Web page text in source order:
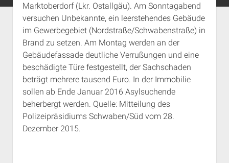
Aktuelles
Termine
open
dropdown
menu
Antifaschistische Termine im Süden
Antifaschistische Termine in München
Rechte Termine im Süden
Rechte Termine München
Chronologie
Das Archiv
open
dropdown
menu
a.i.d.a. e. V. unterstützen
Über a.i.d.a.
RSS-Feeds, Twitter & Facebook
Impressum
Marktoberdorf (Lkr. Ostallgäu). Am Sonntagabend
versuchen Unbekannte, ein leerstehendes Gebäude
im Gewerbegebiet (Nordstraße/Schwabenstraße) in
Brand zu setzen. Am Montag werden an der
Gebäudefassade deutliche Verrußungen und eine
beschädigte Türe festgestellt, der Sachschaden
beträgt mehrere tausend Euro. In der Immobilie
sollen ab Ende Januar 2016 Asylsuchende
beherbergt werden. Quelle: Mitteilung des
Polizeipräsidiums Schwaben/Süd vom 28.
Dezember 2015.